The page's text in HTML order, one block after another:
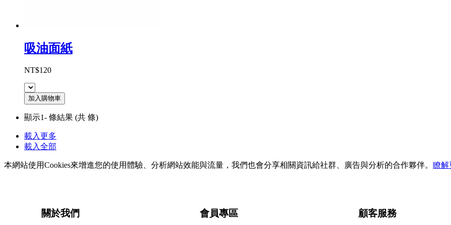
吸油面紙
NT$120
加入購物車
顯示1- 條結果 (共 條)
載入更多
載入全部
本網站使用Cookies來增進您的使用體驗、分析網站效能與流量，我們也會分享相關資訊給社群、廣告與分析的合作夥伴。 瞭解
關於我們 會員專區 顧客服務